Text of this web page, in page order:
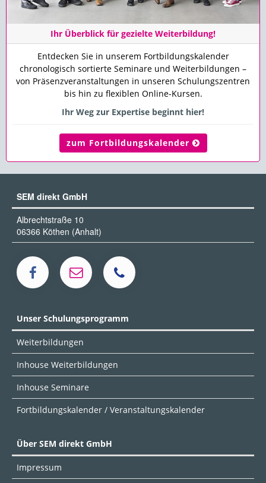
Ihr Überblick für gezielte Weiterbildung!
Entdecken Sie in unserem Fortbildungskalender
chronologisch sortierte Seminare und Weiterbildungen –
von Präsenzveranstaltungen in unseren Schulungszentren
bis hin zu flexiblen Online-Kursen.
Ihr Weg zur Expertise beginnt hier!
zum Fortbildungskalender
SEM direkt GmbH
Albrechtstraße 10
06366 Köthen (Anhalt)
Unser Schulungsprogramm
Weiterbildungen
Inhouse Weiterbildungen
Inhouse Seminare
Fortbildungskalender / Veranstaltungskalender
Über SEM direkt GmbH
Impressum